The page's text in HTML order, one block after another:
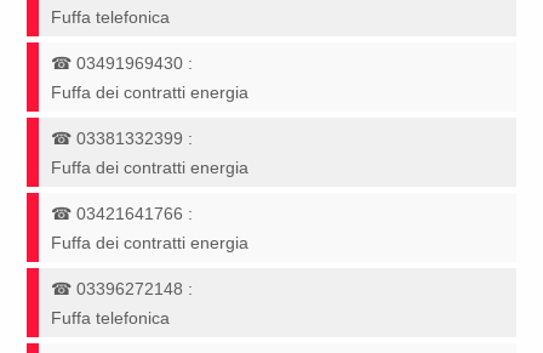
Fuffa telefonica
☎03491969430 :
Fuffa dei contratti energia
☎03381332399 :
Fuffa dei contratti energia
☎03421641766 :
Fuffa dei contratti energia
☎03396272148 :
Fuffa telefonica